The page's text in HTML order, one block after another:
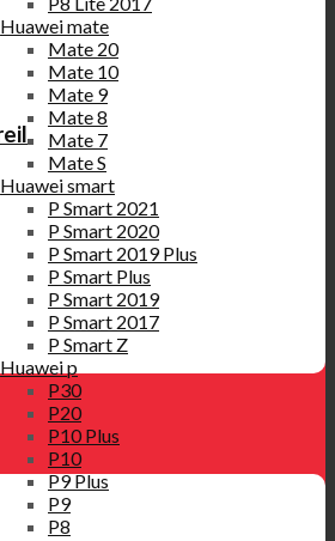
Huawei mate
Mate 20
Mate 10
Mate 9
Mate 8
Mate 7
Mate S
Huawei smart
P Smart 2021
P Smart 2020
P Smart 2019 Plus
P Smart Plus
P Smart 2019
P Smart 2017
P Smart Z
Huawei p
P30
P20
P10 Plus
P10
P9 Plus
P9
P8